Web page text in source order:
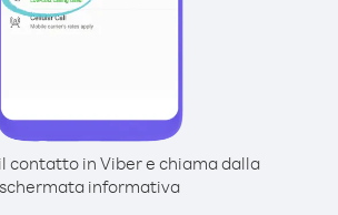
contatto in Viber e chiama dalla
schermata informativa